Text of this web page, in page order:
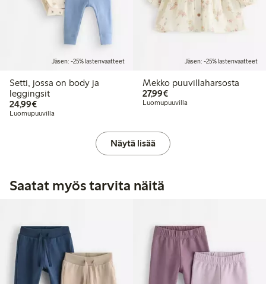
Jäsen: -25% lastenvaatteet
Setti, jossa on body ja
leggingsit
24,99€24,99 €
Luomupuuvilla
Jäsen: -25% lastenvaatteet
Mekko puuvillaharsosta
27,99€27,99 €
Luomupuuvilla
Näytä lisää
Saatat myös tarvita näitä